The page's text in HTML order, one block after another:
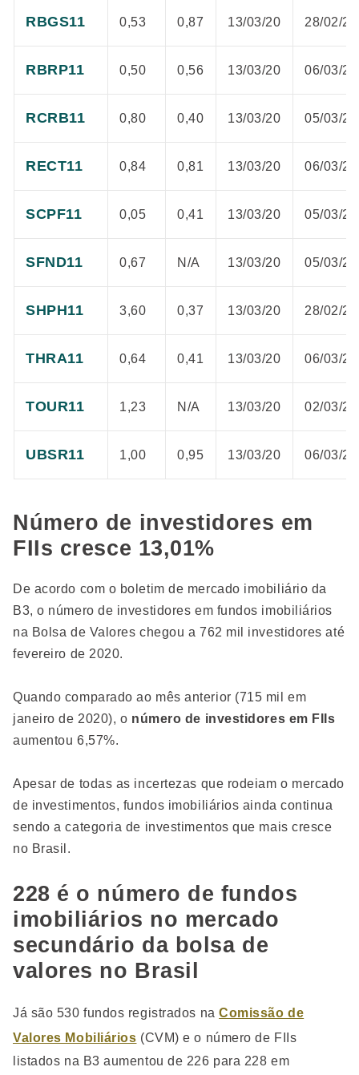
RBGS11 0,53 0,87 13/03/20 28/02/20
RBRP11 0,50 0,56 13/03/20 06/03/20
RCRB11 0,80 0,40 13/03/20 05/03/20
RECT11 0,84 0,81 13/03/20 06/03/20
SCPF11 0,05 0,41 13/03/20 05/03/20
SFND11 0,67 N/A 13/03/20 05/03/20
SHPH11 3,60 0,37 13/03/20 28/02/20
THRA11 0,64 0,41 13/03/20 06/03/20
TOUR11 1,23 N/A 13/03/20 02/03/20
UBSR11 1,00 0,95 13/03/20 06/03/20
Número de investidores em
FIIs cresce 13,01%
De acordo com o boletim de mercado imobiliário da
B3, o número de investidores em fundos imobiliários
na Bolsa de Valores chegou a 762 mil investidores até
fevereiro de 2020.
Quando comparado ao mês anterior (715 mil em
janeiro de 2020), o número de investidores em FIIs
aumentou 6,57%.
Apesar de todas as incertezas que rodeiam o mercado
de investimentos, fundos imobiliários ainda continua
sendo a categoria de investimentos que mais cresce
no Brasil.
228 é o número de fundos
imobiliários no mercado
secundário da bolsa de
valores no Brasil
Já são 530 fundos registrados naComissão de
Valores Mobiliários (CVM) e o número de FIIs
listados na B3 aumentou de 226 para 228 em